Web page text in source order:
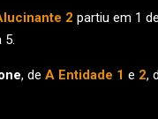
2 partiu em 1
5.
, de A Entidade 1 e 2,